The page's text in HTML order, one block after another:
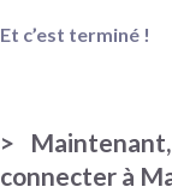
Et c’est terminé !
>
connecter à